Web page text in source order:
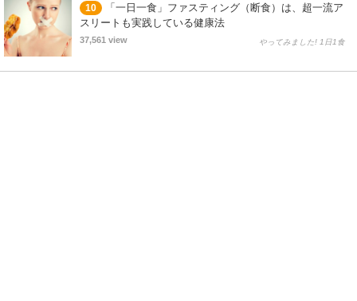
10
「一日一食」ファスティング（断食）は、超一流ア
スリートも実践している健康法
37,561 view やってみました! 1日1食